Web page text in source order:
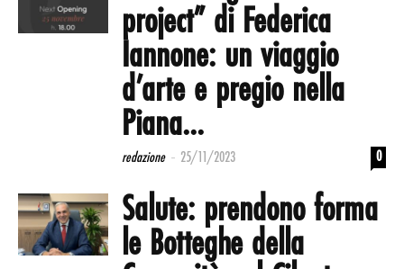
project” di Federica
Iannone: un viaggio
d’arte e pregio nella
Piana...
redazione - 25/11/2023 0
Salute: prendono forma
le Botteghe della